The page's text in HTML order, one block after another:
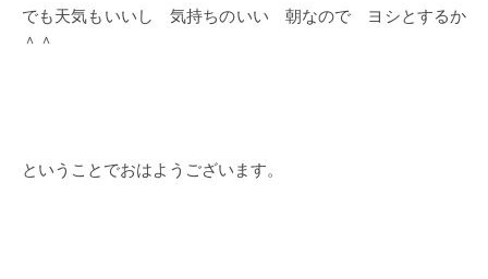
でも天気もいいし 気持ちのいい 朝なので ヨシとするか
＾＾
ということでおはようございます。